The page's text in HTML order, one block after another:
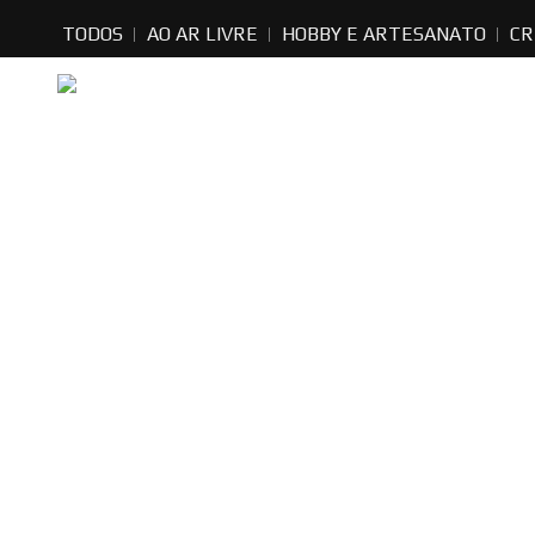
TODOS AO AR LIVRE HOBBY E ARTESANATO